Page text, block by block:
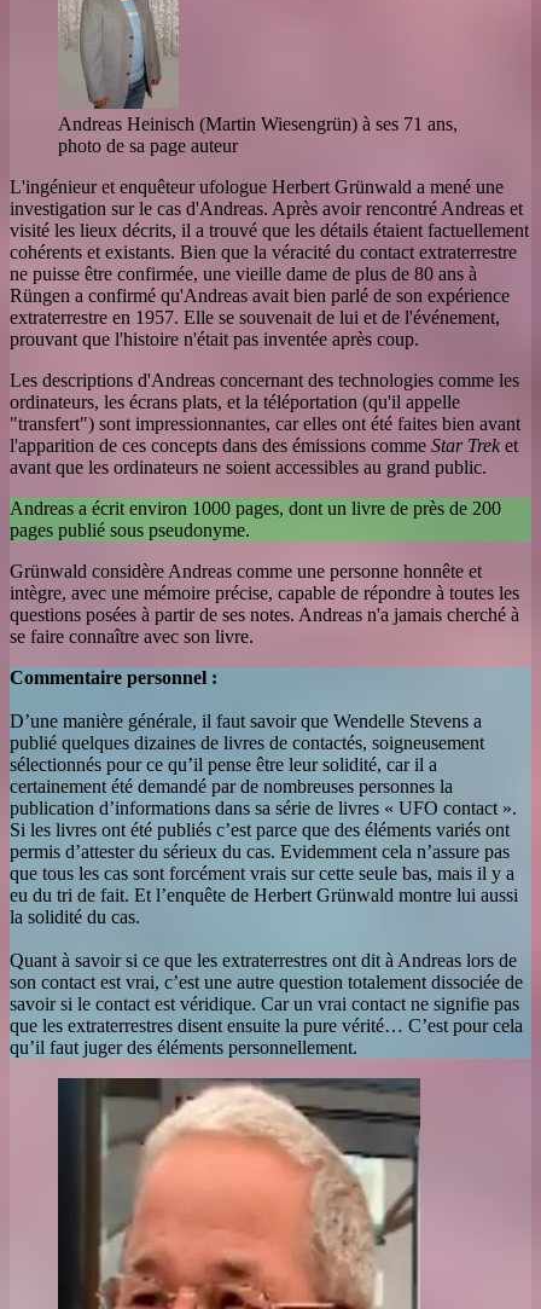
Andreas Heinisch (Martin Wiesengrün) à ses 71 ans,
photo de sa page auteur
L'ingénieur et enquêteur ufologue Herbert Grünwald a mené une
investigation sur le cas d'Andreas. Après avoir rencontré Andreas et
visité les lieux décrits, il a trouvé que les détails étaient factuellement
cohérents et existants. Bien que la véracité du contact extraterrestre
ne puisse être confirmée, une vieille dame de plus de 80 ans à
Rüngen a confirmé qu'Andreas avait bien parlé de son expérience
extraterrestre en 1957. Elle se souvenait de lui et de l'événement,
prouvant que l'histoire n'était pas inventée après coup.
Les descriptions d'Andreas concernant des technologies comme les
ordinateurs, les écrans plats, et la téléportation (qu'il appelle
"transfert") sont impressionnantes, car elles ont été faites bien avant
l'apparition de ces concepts dans des émissions comme Star Trek et
avant que les ordinateurs ne soient accessibles au grand public.
Andreas a écrit environ 1000 pages, dont un livre de près de 200
pages publié sous pseudonyme.
Grünwald considère Andreas comme une personne honnête et
intègre, avec une mémoire précise, capable de répondre à toutes les
questions posées à partir de ses notes. Andreas n'a jamais cherché à
se faire connaître avec son livre.
Commentaire personnel :
D’une manière générale, il faut savoir que Wendelle Stevens a
publié quelques dizaines de livres de contactés, soigneusement
sélectionnés pour ce qu’il pense être leur solidité, car il a
certainement été demandé par de nombreuses personnes la
publication d’informations dans sa série de livres « UFO contact ».
Si les livres ont été publiés c’est parce que des éléments variés ont
permis d’attester du sérieux du cas. Evidemment cela n’assure pas
que tous les cas sont forcément vrais sur cette seule bas, mais il y a
eu du tri de fait. Et l’enquête de Herbert Grünwald montre lui aussi
la solidité du cas.
Quant à savoir si ce que les extraterrestres ont dit à Andreas lors de
son contact est vrai, c’est une autre question totalement dissociée de
savoir si le contact est véridique. Car un vrai contact ne signifie pas
que les extraterrestres disent ensuite la pure vérité… C’est pour cela
qu’il faut juger des éléments personnellement.